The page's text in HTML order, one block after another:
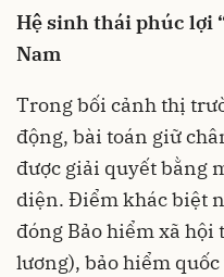
Hệ sinh thái phúc lợi
Nam
Trong bối cảnh thị
động, bài toán giữ
được giải quyết bằng
diện. Điểm khác biệt
đóng Bảo hiểm xã
lương), bảo hiểm